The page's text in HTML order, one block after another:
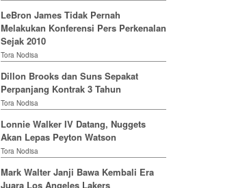
LeBron James Tidak Pernah
Melakukan Konferensi Pers Perkenalan
Sejak 2010
Tora Nodisa
Dillon Brooks dan Suns Sepakat
Perpanjang Kontrak 3 Tahun
Tora Nodisa
Lonnie Walker IV Datang, Nuggets
Akan Lepas Peyton Watson
Tora Nodisa
Mark Walter Janji Bawa Kembali Era
Juara Los Angeles Lakers